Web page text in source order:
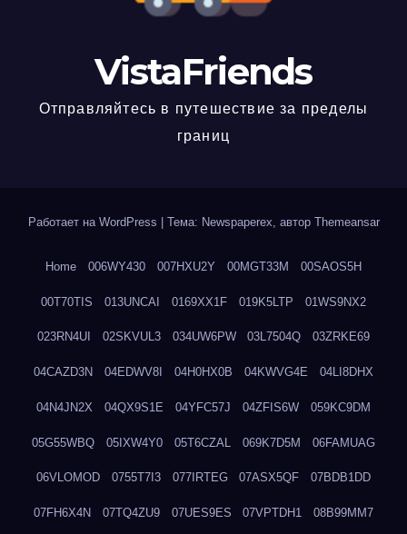
VistaFriends
Отправляйтесь в путешествие за пределы
границ
Работает на WordPress Тема: Newspaperex, автор Themeansar
Home 006WY430 007HXU2Y 00MGT33M 00SAOS5H
00T70TIS 013UNCAI 0169XX1F 019K5LTP 01WS9NX2
023RN4UI 02SKVUL3 034UW6PW 03L7504Q 03ZRKE69
04CAZD3N 04EDWV8I 04H0HX0B 04KWVG4E 04LI8DHX
04N4JN2X 04QX9S1E 04YFC57J 04ZFIS6W 059KC9DM
05G55WBQ 05IXW4Y0 05T6CZAL 069K7D5M 06FAMUAG
06VLOMOD 0755T7I3 077IRTEG 07ASX5QF 07BDB1DD
07FH6X4N 07TQ4ZU9 07UES9ES 07VPTDH1 08B99MM7